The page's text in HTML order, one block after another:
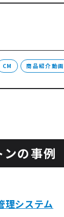
CM 商品紹介動画
の事例
理システム